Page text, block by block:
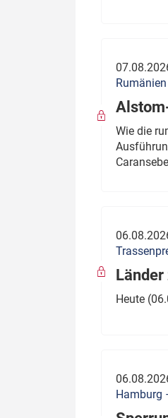
Rumänien
Wie die
Heute
Hamburg